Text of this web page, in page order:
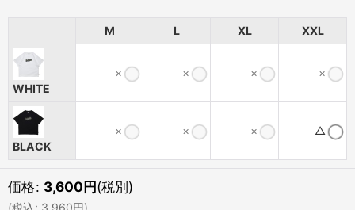
M L XL XXL
WHITE
× × × ×
BLACK
× × × △
価格: 3,600円(税別)